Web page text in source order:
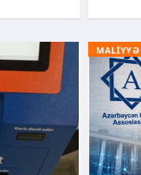
MALİYYƏ